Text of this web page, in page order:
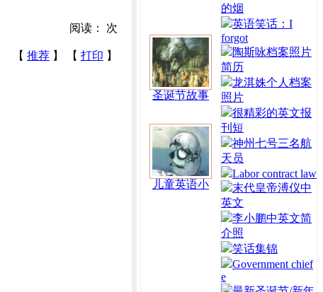
阅读： 次
【 推荐 】 【 打印 】
圣诞节故事
儿童英语小
的烟
英语笑话：I
forgot
陶斯咏档案照片
简历
龙淇姝个人档案
照片
很精彩的英文报
刊短
神州七号三名航
天员
Labor contract law
末代皇帝溥仪中
英文
李小鹏中英文简
介照
笑话集锦
Government chief
e